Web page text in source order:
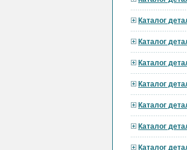
Каталог
Каталог
Каталог
Каталог
Каталог
Каталог
Каталог